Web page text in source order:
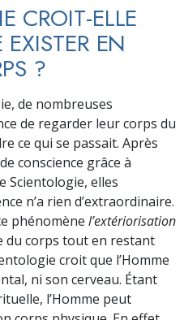
CROIT-ELLE
EXISTER EN
?
de nombreuses
de regarder leur corps du
ce qui se passait. Après
conscience grâce à
Scientologie, elles
n’a rien d’extraordinaire.
phénomène l’extériorisation
du corps tout en restant
croit que l’Homme
ni son cerveau. Étant
l’Homme peut